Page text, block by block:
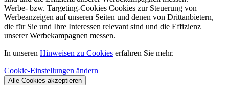
Werbe- bzw. Targeting-Cookies Cookies zur Steuerung von
Werbeanzeigen auf unseren Seiten und denen von Drittanbietern,
die für Sie und Ihre Interessen relevant sind und die Effizienz
unserer Werbekampagnen messen.
In unseren Hinweisen zu Cookies erfahren Sie mehr.
Cookie-Einstellungen ändern
Alle Cookies akzeptieren